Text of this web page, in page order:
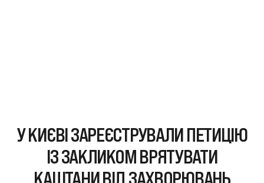
У КИЄВІ ЗАРЕЄСТРУВАЛИ ПЕТИЦІЮ
ІЗ ЗАКЛИКОМ ВРЯТУВАТИ